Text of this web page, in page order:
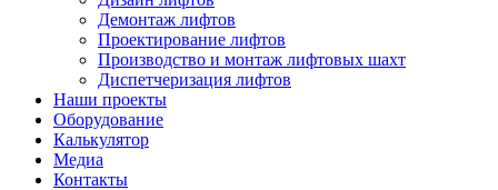
Демонтаж лифтов
Проектирование лифтов
Производство и монтаж лифтовых шахт
Диспетчеризация лифтов
Наши проекты
Оборудование
Калькулятор
Медиа
Контакты